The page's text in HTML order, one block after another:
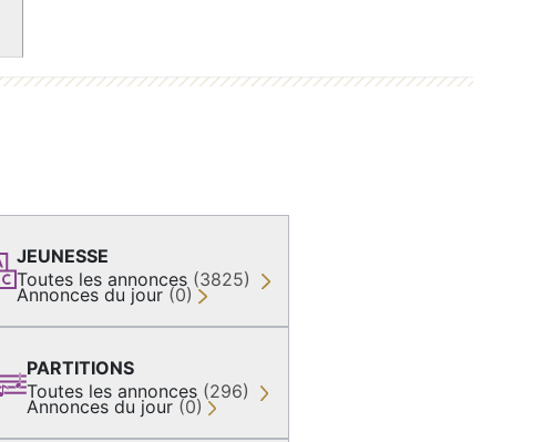
JEUNESSE
Toutes les annonces (3825)
Annonces du jour (0)
PARTITIONS
Toutes les annonces (296)
Annonces du jour (0)